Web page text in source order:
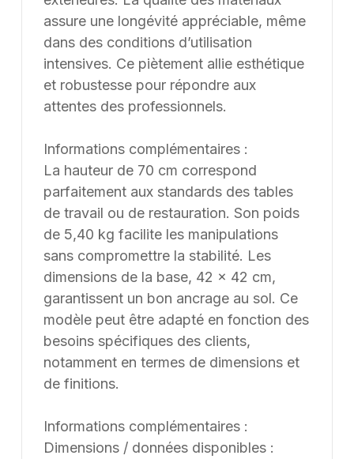
assure une longévité appréciable, même
dans des conditions d’utilisation
intensives. Ce piètement allie esthétique
et robustesse pour répondre aux
attentes des professionnels.
Informations complémentaires :
La hauteur de 70 cm correspond
parfaitement aux standards des tables
de travail ou de restauration. Son poids
de 5,40 kg facilite les manipulations
sans compromettre la stabilité. Les
dimensions de la base, 42 x 42 cm,
garantissent un bon ancrage au sol. Ce
modèle peut être adapté en fonction des
besoins spécifiques des clients,
notamment en termes de dimensions et
de finitions.
Informations complémentaires :
Dimensions / données disponibles :